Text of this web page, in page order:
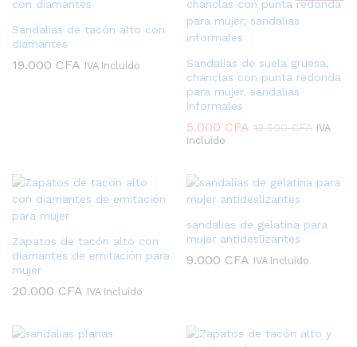
Sandalias de tacón alto con
diamantes
19.000 CFA IVA Incluido
Sandalias de suela gruesa,
chanclas con punta redonda
para mujer, sandalias
informales
5.000 CFA 13.500CFA IVA
Incluido
Zapatos de tacón alto con
diamantes de emitación para
mujer
20.000 CFA IVA Incluido
sandalias de gelatina para
mujer antideslizantes
9.000 CFA IVA Incluido